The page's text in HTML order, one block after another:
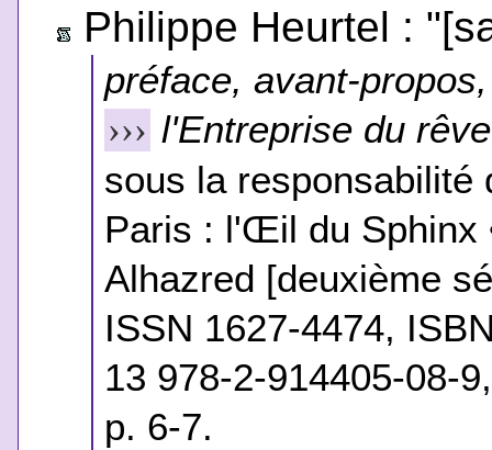
Philippe Heurtel :
préface, avant-
››› l'Entreprise du rêve
sous la responsabilité
Paris : l'Œil du Sphinx
Alhazred [deuxième
ISSN 1627-4474,
13 978-2-914405-08-
p. 6-7.